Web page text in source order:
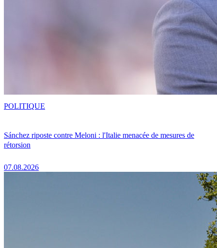
Sánchez riposte contre Meloni : l'Italie menacée de mesures de
rétorsion
07.08.2026
POLITIQUE